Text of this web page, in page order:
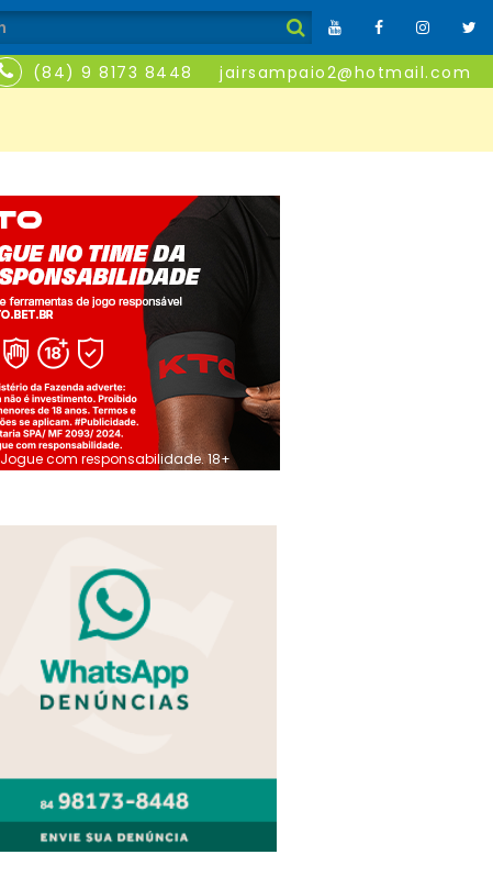
(84) 9 8173 8448 jairsampaio2@hotmail.com
Jogue com responsabilidade. 18+